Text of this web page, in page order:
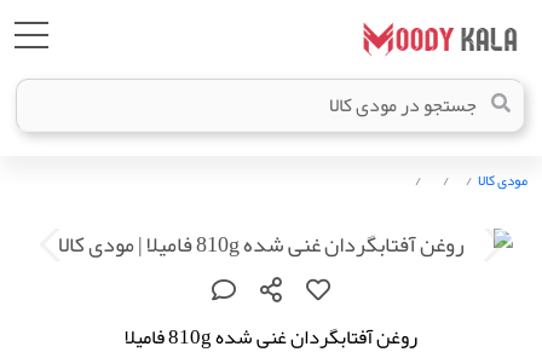
مودی کالا
روغن آفتابگردان غنی شده 810g فامیلا